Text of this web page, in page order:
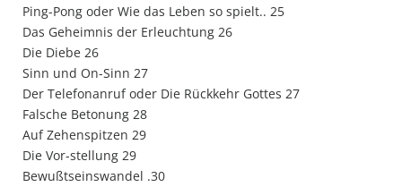
Ping-Pong oder Wie das Leben so spielt.. 25
Das Geheimnis der Erleuchtung 26
Die Diebe 26
Sinn und On-Sinn 27
Der Telefonanruf oder Die Rückkehr Gottes 27
Falsche Betonung 28
Auf Zehenspitzen 29
Die Vor-stellung 29
Bewußtseinswandel .30